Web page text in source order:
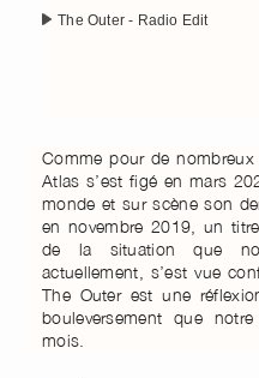
Player
The Outer - Radio Edit
Comme pour de
Atlas s’est figé en mars
monde et sur scène son
en novembre 2019, un
de la situation que
actuellement, s’est vue
The Outer est une
bouleversement que
mois.